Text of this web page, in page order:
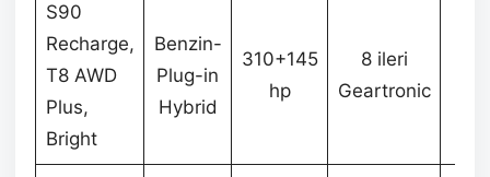
S90
Recharge,
T8 AWD
Plus,
Bright
Benzin-
Plug-in
Hybrid
310+145
hp
8 ileri
Geartronic